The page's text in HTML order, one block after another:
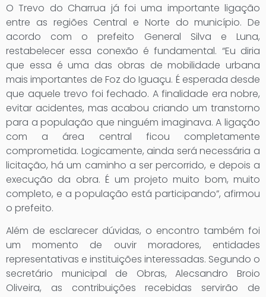
O Trevo do Charrua já foi uma importante ligação
entre as regiões Central e Norte do município. De
acordo com o prefeito General Silva e Luna,
restabelecer essa conexão é fundamental. “Eu diria
que essa é uma das obras de mobilidade urbana
mais importantes de Foz do Iguaçu. É esperada desde
que aquele trevo foi fechado. A finalidade era nobre,
evitar acidentes, mas acabou criando um transtorno
para a população que ninguém imaginava. A ligação
com a área central ficou completamente
comprometida. Logicamente, ainda será necessária a
licitação, há um caminho a ser percorrido, e depois a
execução da obra. É um projeto muito bom, muito
completo, e a população está participando”, afirmou
o prefeito.
Além de esclarecer dúvidas, o encontro também foi
um momento de ouvir moradores, entidades
representativas e instituições interessadas. Segundo o
secretário municipal de Obras, Alecsandro Broio
Oliveira, as contribuições recebidas servirão de